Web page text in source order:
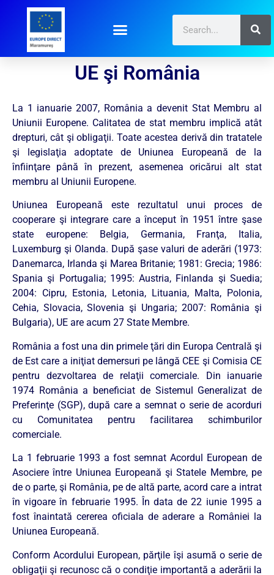
UE şi România
La 1 ianuarie 2007, România a devenit Stat Membru al
Uniunii Europene. Calitatea de stat membru implică atât
drepturi, cât şi obligaţii. Toate acestea derivă din tratatele
şi legislaţia adoptate de Uniunea Europeană de la
înfiinţare până în prezent, asemenea oricărui alt stat
membru al Uniunii Europene.
Uniunea Europeană este rezultatul unui proces de
cooperare şi integrare care a început în 1951 între şase
state europene: Belgia, Germania, Franţa, Italia,
Luxemburg şi Olanda. După şase valuri de aderări (1973:
Danemarca, Irlanda şi Marea Britanie; 1981: Grecia; 1986:
Spania şi Portugalia; 1995: Austria, Finlanda şi Suedia;
2004: Cipru, Estonia, Letonia, Lituania, Malta, Polonia,
Cehia, Slovacia, Slovenia şi Ungaria; 2007: România şi
Bulgaria), UE are acum 27 State Membre.
România a fost una din primele ţări din Europa Centrală şi
de Est care a iniţiat demersuri pe lângă CEE şi Comisia CE
pentru dezvoltarea de relaţii comerciale. Din ianuarie
1974 România a beneficiat de Sistemul Generalizat de
Preferinţe (SGP), după care a semnat o serie de acorduri
cu Comunitatea pentru facilitarea schimburilor
comerciale.
La 1 februarie 1993 a fost semnat Acordul European de
Asociere între Uniunea Europeană şi Statele Membre, pe
de o parte, şi România, pe de altă parte, acord care a intrat
în vigoare în februarie 1995. În data de 22 iunie 1995 a
fost înaintată cererea oficiala de aderare a României la
Uniunea Europeană.
Conform Acordului European, părţile îşi asumă o serie de
obligaţii şi recunosc că o condiţie importantă a aderării la